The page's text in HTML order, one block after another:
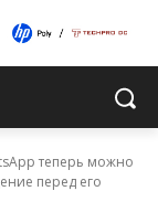
теперь можно
перед его